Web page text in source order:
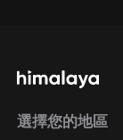
選擇您的地區